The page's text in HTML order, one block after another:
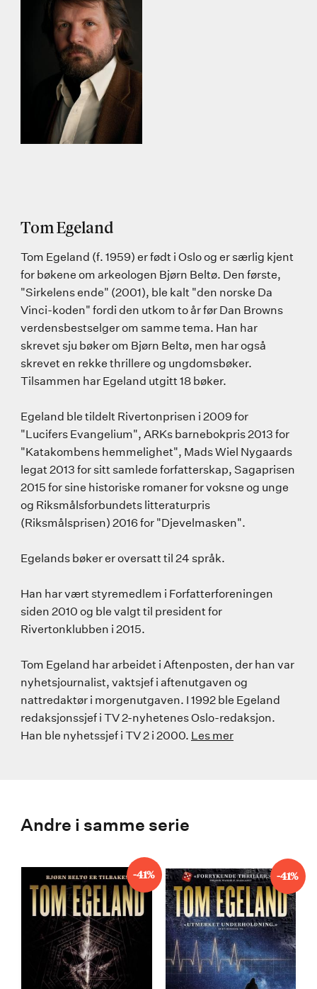
Tom Egeland
Tom Egeland (f. 1959) er født i Oslo og er særlig kjent
for bøkene om arkeologen Bjørn Beltø. Den første,
"Sirkelens ende" (2001), ble kalt "den norske Da
Vinci-koden" fordi den utkom to år før Dan Browns
verdensbestselger om samme tema. Han har
skrevet sju bøker om Bjørn Beltø, men har også
skrevet en rekke thrillere og ungdomsbøker.
Tilsammen har Egeland utgitt 18 bøker.
Egeland ble tildelt Rivertonprisen i 2009 for
"Lucifers Evangelium", ARKs barnebokpris 2013 for
"Katakombens hemmelighet", Mads Wiel Nygaards
legat 2013 for sitt samlede forfatterskap, Sagaprisen
2015 for sine historiske romaner for voksne og unge
og Riksmålsforbundets litteraturpris
(Riksmålsprisen) 2016 for "Djevelmasken".
Egelands bøker er oversatt til 24 språk.
Han har vært styremedlem i Forfatterforeningen
siden 2010 og ble valgt til president for
Rivertonklubben i 2015.
Tom Egeland har arbeidet i Aftenposten, der han var
nyhetsjournalist, vaktsjef i aftenutgaven og
nattredaktør i morgenutgaven. I 1992 ble Egeland
redaksjonssjef i TV 2-nyhetenes Oslo-redaksjon.
Han ble nyhetssjef i TV 2 i 2000. Les mer
Andre i samme serie
-41% -41%